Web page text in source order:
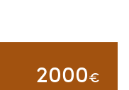
2000€